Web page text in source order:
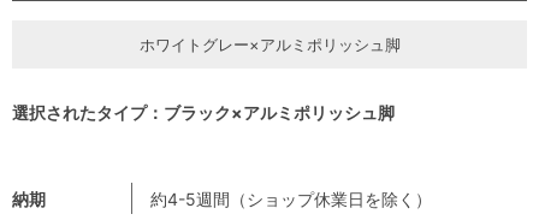
納期
約4-5週間（ショップ休業日を除く）
ホワイトグレー×アルミポリッシュ脚
選択されたタイプ：ブラック×アルミポリッシュ脚